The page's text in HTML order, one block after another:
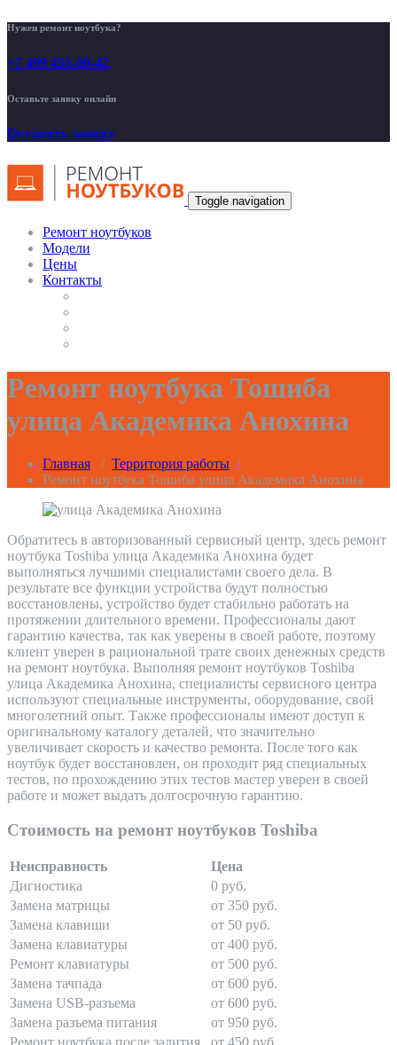
Нужен ремонт ноутбука?
+7 499 455-00-42
Оставьте заявку онлайн
Оставить заявку
Toggle navigation
Ремонт ноутбуков
Модели
Цены
Контакты
Ремонт ноутбука Тошиба
улица Академика Анохина
Главная / Территория работы /
Ремонт ноутбука Тошиба улица Академика Анохина
Обратитесь в авторизованный сервисный центр, здесь ремонт
ноутбука Toshiba улица Академика Анохина будет
выполняться лучшими специалистами своего дела. В
результате все функции устройства будут полностью
восстановлены, устройство будет стабильно работать на
протяжении длительного времени. Профессионалы дают
гарантию качества, так как уверены в своей работе, поэтому
клиент уверен в рациональной трате своих денежных средств
на ремонт ноутбука. Выполняя ремонт ноутбуков Toshiba
улица Академика Анохина, специалисты сервисного центра
используют специальные инструменты, оборудование, свой
многолетний опыт. Также профессионалы имеют доступ к
оригинальному каталогу деталей, что значительно
увеличивает скорость и качество ремонта. После того как
ноутбук будет восстановлен, он проходит ряд специальных
тестов, по прохождению этих тестов мастер уверен в своей
работе и может выдать долгосрочную гарантию.
Стоимость на ремонт ноутбуков Toshiba
Неисправность
Цена
Дигностика
0 руб.
Замена матрицы
от 350 руб.
Замена клавиши
от 50 руб.
Замена клавиатуры
от 400 руб.
Ремонт клавиатуры
от 500 руб.
Замена тачпада
от 600 руб.
Замена USB-разъема
от 600 руб.
Замена разъема питания
от 950 руб.